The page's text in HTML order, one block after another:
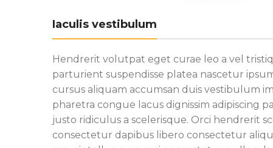
Iaculis vestibulum
Hendrerit volutpat eget curae leo a vel
parturient suspendisse platea nascetur
cursus aliquam accumsan duis vestibulum
pharetra congue lacus dignissim adipiscing
justo ridiculus a scelerisque. Orci hendrerit
consectetur dapibus libero consectetur